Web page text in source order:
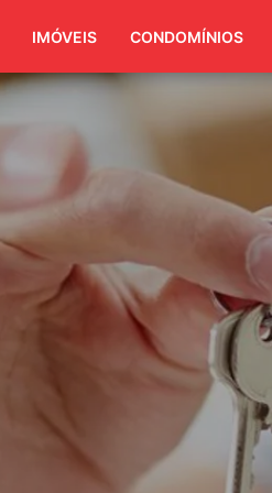
IMÓVEIS CONDOMÍNIOS